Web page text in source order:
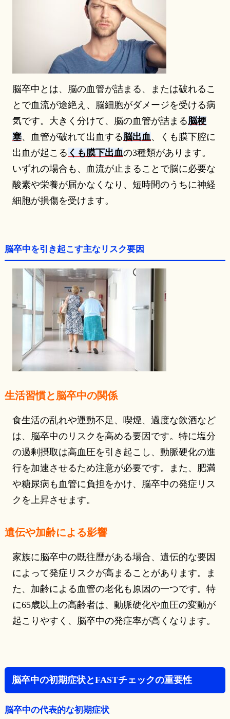
脳卒中とは、脳の血管が詰まる、または破れるこ
とで血流が途絶え、脳細胞がダメージを受ける病
気です。大きく分けて、脳の血管が詰まる脳梗
塞、血管が破れて出血する脳出血 、くも膜下腔に
出血が起こる くも膜下出血の3種類があります。
いずれの場合も、血流が止まることで脳に必要な
酸素や栄養が届かなくなり、短時間のうちに神経
細胞が損傷を受けます。
脳卒中を引き起こす主なリスク要因
生活習慣と脳卒中の関係
食生活の乱れや運動不足、喫煙、過度な飲酒など
は、脳卒中のリスクを高める要因です。特に塩分
の過剰摂取は高血圧を引き起こし、動脈硬化の進
行を加速させるため注意が必要です。また、肥満
や糖尿病も血管に負担をかけ、脳卒中の発症リス
クを上昇させます。
遺伝や加齢による影響
家族に脳卒中の既往歴がある場合、遺伝的な要因
によって発症リスクが高まることがあります。ま
た、加齢による血管の老化も原因の一つです。特
に65歳以上の高齢者は、動脈硬化や血圧の変動が
起こりやすく、脳卒中の発症率が高くなります。
脳卒中の初期症状とFASTチェックの重要性
脳卒中の代表的な初期症状